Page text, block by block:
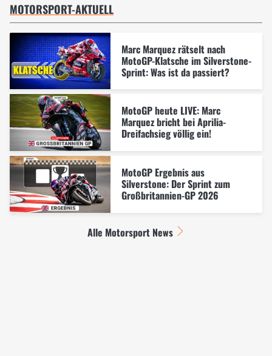
MOTORSPORT-AKTUELL
Marc Marquez rätselt nach
MotoGP-Klatsche im Silverstone-
Sprint: Was ist da passiert?
MotoGP heute LIVE: Marc
Marquez bricht bei Aprilia-
Dreifachsieg völlig ein!
MotoGP Ergebnis aus
Silverstone: Der Sprint zum
Großbritannien-GP 2026
Alle Motorsport News